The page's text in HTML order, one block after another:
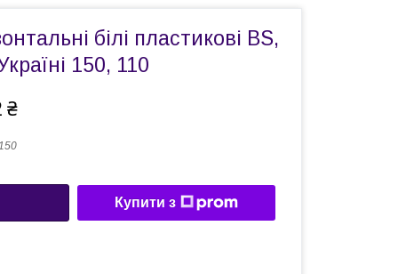
білі пластикові BS,
150, 110
₴
Купити з